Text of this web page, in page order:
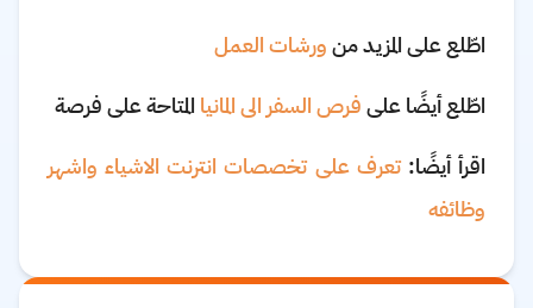
اطّلع على المزيد منورشات العمل
اطّلع أيضًا علىفرص السفر الى المانيا المتاحة على فرصة
اقرأ أيضًا:تعرف على تخصصات انترنت الاشياء واشهر
وظائفه